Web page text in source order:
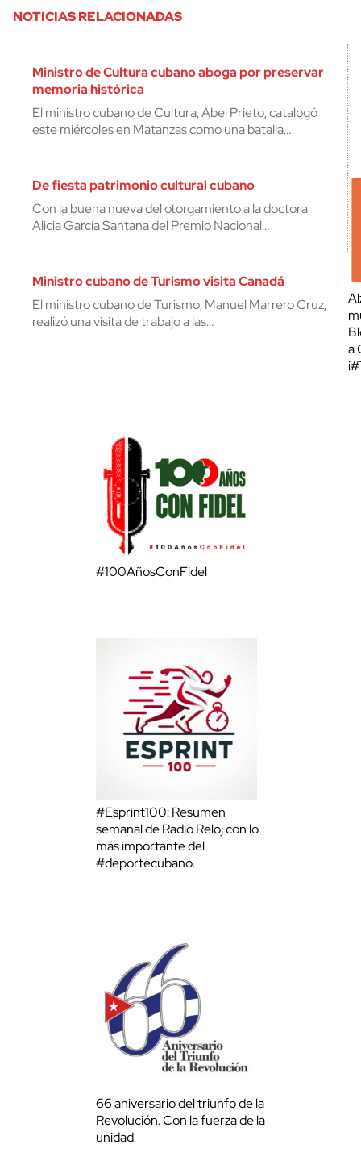
NOTICIAS RELACIONADAS
Ministro de Cultura cubano aboga por preservar
memoria histórica
El ministro cubano de Cultura, Abel Prieto, catalogó
este miércoles en Matanzas como una batalla…
De fiesta patrimonio cultural cubano
Con la buena nueva del otorgamiento a la doctora
Alicia García Santana del Premio Nacional…
Ministro cubano de Turismo visita Canadá
El ministro cubano de Turismo, Manuel Marrero Cruz,
realizó una visita de trabajo a las…
a
#100AñosConFidel
#Esprint100: Resumen
semanal de Radio Reloj con lo
más importante del
#deportecubano.
66 aniversario del triunfo de la
Revolución. Con la fuerza de la
unidad.